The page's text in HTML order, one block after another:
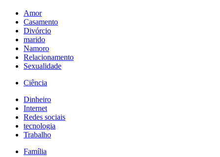
Amor
Casamento
Divórcio
marido
Namoro
Relacionamento
Sexualidade
Ciência
Dinheiro
Internet
Redes sociais
tecnologia
Trabalho
Família